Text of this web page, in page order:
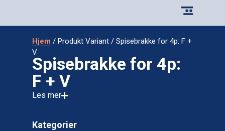
Hjem / Produkt Variant / Spisebrakke for 4p: F +
V
Spisebrakke for 4p:
F + V
Les mer
Kategorier